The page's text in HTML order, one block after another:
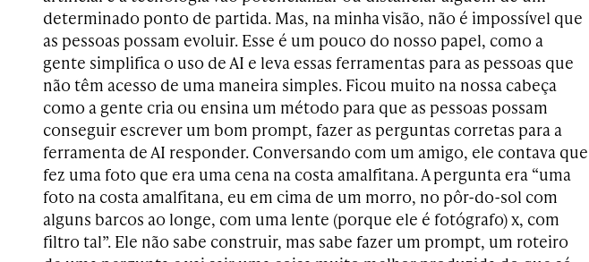
determinado ponto de partida. Mas, na minha visão, não é impossível que
as pessoas possam evoluir. Esse é um pouco do nosso papel, como a
gente simplifica o uso de AI e leva essas ferramentas para as pessoas que
não têm acesso de uma maneira simples. Ficou muito na nossa cabeça
como a gente cria ou ensina um método para que as pessoas possam
conseguir escrever um bom prompt, fazer as perguntas corretas para a
ferramenta de AI responder. Conversando com um amigo, ele contava que
fez uma foto que era uma cena na costa amalfitana. A pergunta era “uma
foto na costa amalfitana, eu em cima de um morro, no pôr-do-sol com
alguns barcos ao longe, com uma lente (porque ele é fotógrafo) x, com
filtro tal”. Ele não sabe construir, mas sabe fazer um prompt, um roteiro